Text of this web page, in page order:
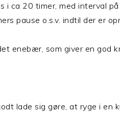
i ca 20 timer, med interval
pause o.s.v. indtil der er
enebær, som giver en god
lade sig gøre, at ryge i en